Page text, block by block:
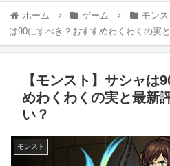
ホーム ゲーム モンス
は90にすべき？おすすめわくわくの実
【モンスト】サシャは
めわくわくの実と最新
い？
モンスト